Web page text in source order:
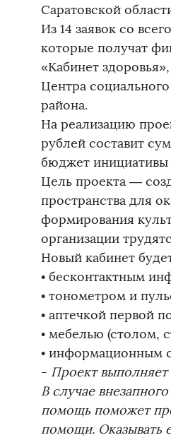
Саратовской
Из 14 заявок со
которые получат
«Кабинет
Центра
района.
На реализацию
рублей составит
бюджет инициативы
Цель проекта —
пространства для
формирования
организации
Новый кабинет
• бесконтактным
• тонометром и
• аптечкой первой
• мебелью (столом,
• информационным
- Проект
В случае
помощь поможет
помощи. Оказывать